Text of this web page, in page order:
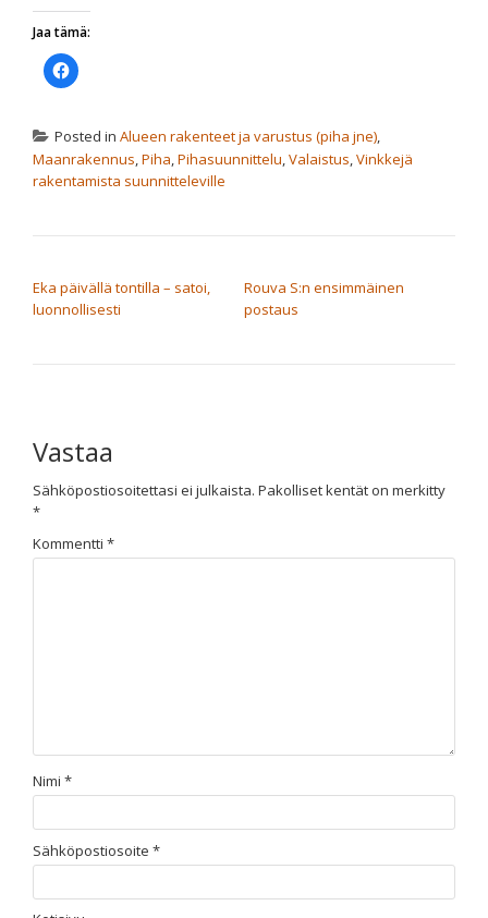
Jaa tämä:
Jaa
Facebookissa(Avautuu
Posted in Alueen rakenteet ja varustus (piha jne),
Maanrakennus,Piha,Pihasuunnittelu,Valaistus,Vinkkejä
rakentamista suunnitteleville
Eka päivällä tontilla – satoi,
luonnollisesti
Rouva S:n ensimmäinen
postaus
Vastaa
Sähköpostiosoitettasi ei julkaista. Pakolliset kentät on merkitty
*
Kommentti *
Nimi *
Sähköpostiosoite *